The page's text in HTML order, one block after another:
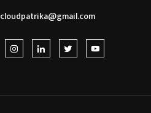
cloudpatrika@gmail.com